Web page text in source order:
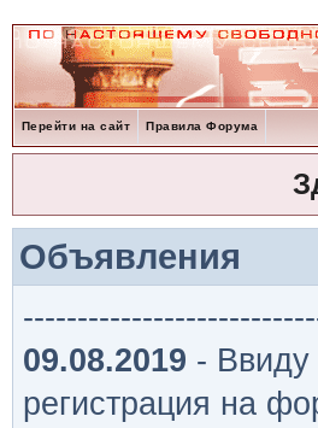
Перейти на сайт Правила Форума
Объявления
09.08.2019 - Ввиду
регистрация на